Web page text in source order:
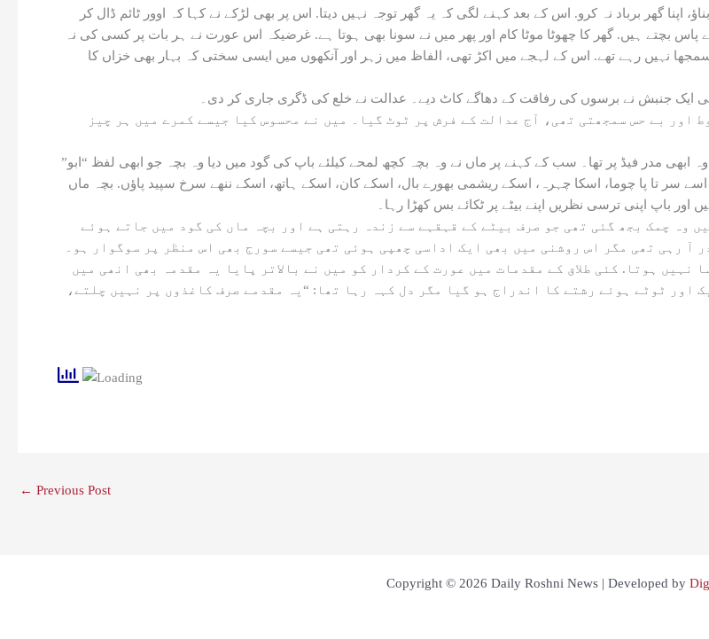
اپنا گھر برباد نہ کرو. اس کے بعد کہنے لگی کہ یہ گھر توجہ نہیں دیتا. اس پر بھی لڑکے نے کہا کہ اوور ٹائم ڈال کر
میرے پاس بچتے ہیں. گھر کا چھوٹا موٹا کام اور پھر میں نے سونا بھی ہوتا ہے. غرضیکہ اس عورت نے ہر بات پر کسی کی نہ
نہیں رہے تھے. اس کے لہجے میں اکڑ تھی، الفاظ میں زہر اور آنکھوں میں ایسی سختی کہ بہار بھی خزاں کا
ایک جنبش نے برسوں کی رفاقت کے دھاگے کاٹ دیے۔ عدالت نے خلع کی ڈگری جاری کر دی۔
اور بے حس سمجھتی تھی، آج عدالت کے فرش پر ٹوٹ گیا۔ میں نے محسوس کیا جیسے کمرے میں ہر چیز
وہ ابھی مدر فیڈ پر تھا۔ سب کے کہنے پر ماں نے وہ بچہ کچھ لمحے کیلئے باپ کی گود میں دیا وہ بچہ جو ابھی لفظ “ابو”
سر تا پا چوما، اسکا چہرہ، اسکے ریشمی بھورے بال، اسکے کان، اسکے ہاتھ، اسکے ننھے سرخ سپید پاؤں. بچہ ماں
باپ اپنی ترسی نظریں اپنے بیٹے پر ٹکائے بس کھڑا رہا۔
وہ چمک بجھ گئی تھی جو صرف بیٹے کے قہقہے سے زندہ رہتی ہے اور بچہ ماں کی گود میں جاتے ہوئے
آ رہی تھی مگر اس روشنی میں بھی ایک اداسی چھپی ہوئی تھی جیسے سورج بھی اس منظر پر سوگوار ہو۔
نہیں ہوتا. کئی طلاق کے مقدمات میں عورت کے کردار کو میں نے بالاتر پایا یہ مقدمہ بھی انھی میں
اور ٹوٹے ہوئے رشتے کا اندراج ہو گیا مگر دل کہہ رہا تھا: “یہ مقدمے صرف کاغذوں پر نہیں چلتے،
← Previous Post
Copyright © 2026 Daily Roshni News | Developed by